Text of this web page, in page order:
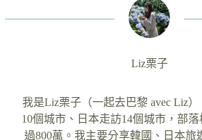
Liz栗子
我是Liz栗子（一起去巴黎 avec Liz
10個城市、日本走訪14個城市，部
過800萬。我主要分享韓國、日本旅